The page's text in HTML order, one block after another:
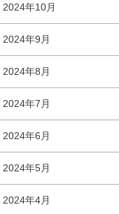
2024年10月
2024年9月
2024年8月
2024年7月
2024年6月
2024年5月
2024年4月